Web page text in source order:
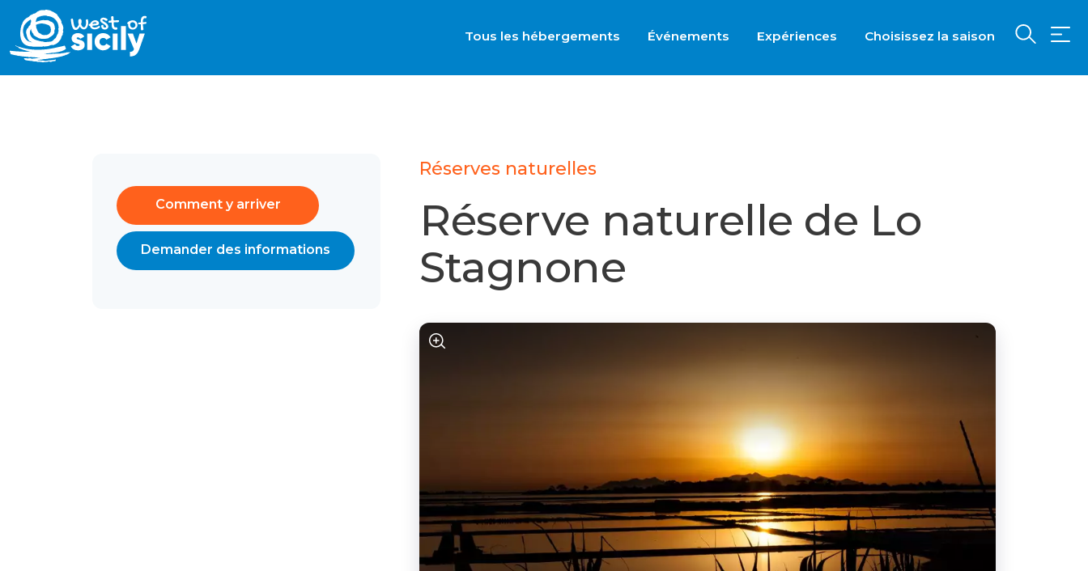
Tous les hébergements Événements Expériences Choisissez la saison
Comment y arriver
Demander des informations
Réserves naturelles
Réserve naturelle de Lo
Stagnone